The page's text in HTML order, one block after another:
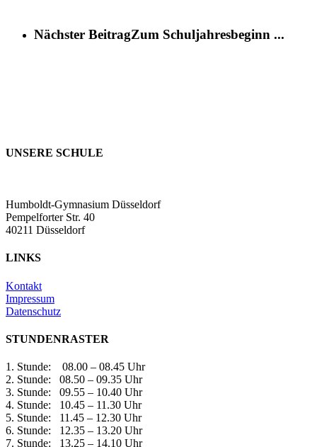
Nächster BeitragZum Schuljahresbeginn ...
UNSERE SCHULE
Humboldt-Gymnasium Düsseldorf
Pempelforter Str. 40
40211 Düsseldorf
LINKS
Kontakt
Impressum
Datenschutz
STUNDENRASTER
1. Stunde: 08.00 – 08.45 Uhr
2. Stunde: 08.50 – 09.35 Uhr
3. Stunde: 09.55 – 10.40 Uhr
4. Stunde: 10.45 – 11.30 Uhr
5. Stunde: 11.45 – 12.30 Uhr
6. Stunde: 12.35 – 13.20 Uhr
7. Stunde: 13.25 – 14.10 Uhr